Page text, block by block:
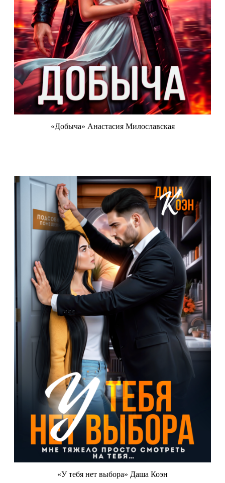
«Добыча» Анастасия Милославская
«У тебя нет выбора» Даша Коэн